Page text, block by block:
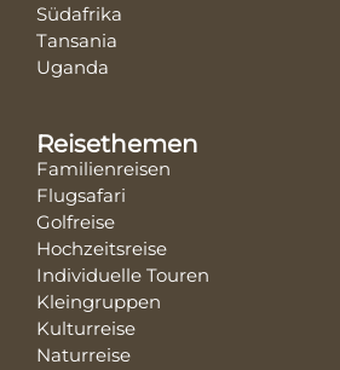
Südafrika
Tansania
Uganda
Reisethemen
Familienreisen
Flugsafari
Golfreise
Hochzeitsreise
Individuelle Touren
Kleingruppen
Kulturreise
Naturreise